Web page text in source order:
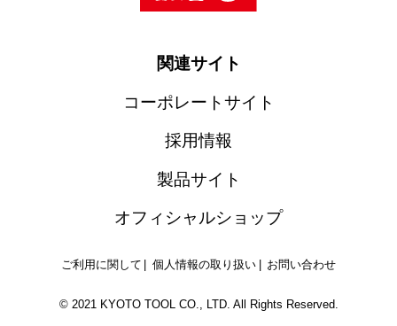
関連サイト
コーポレートサイト
採用情報
製品サイト
オフィシャルショップ
ご利用に関して 個人情報の取り扱い お問い合わせ
© 2021 KYOTO TOOL CO., LTD. All Rights Reserved.